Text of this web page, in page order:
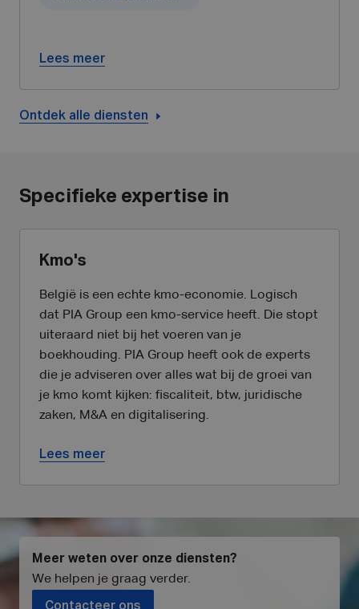
Lees meer
Ontdek alle diensten
Specifieke expertise in
Kmo's
België is een echte kmo-economie. Logisch
dat PIA Group een kmo-service heeft. Die stopt
uiteraard niet bij het voeren van je
boekhouding. PIA Group heeft ook de experts
die je adviseren over alles wat bij de groei van
je kmo komt kijken: fiscaliteit, btw, juridische
zaken, M&A en digitalisering.
Lees meer
Meer weten over onze diensten?
We helpen je graag verder.